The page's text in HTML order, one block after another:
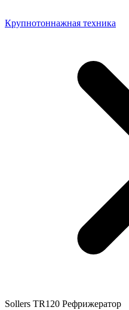
Крупнотоннажная техника
Sollers TR120 Рефрижератор